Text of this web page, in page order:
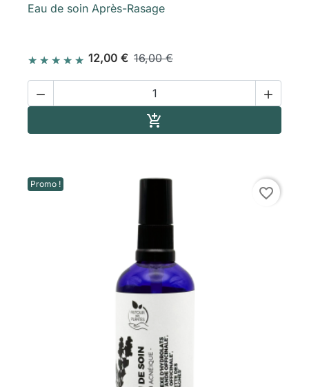
Eau de soin Après-Rasage
12,00 € 16,00 €
 

Promo !
favorite_border